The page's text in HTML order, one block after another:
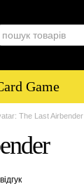
Game
The Last Airbender